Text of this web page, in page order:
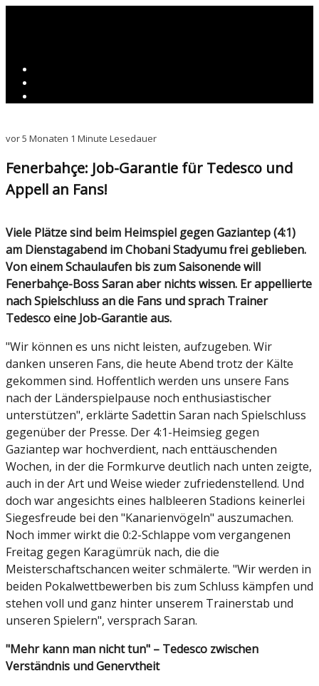
vor 5 Monaten 1 Minute Lesedauer
Fenerbahçe: Job-Garantie für Tedesco und
Appell an Fans!
Viele Plätze sind beim Heimspiel gegen Gaziantep (4:1)
am Dienstagabend im Chobani Stadyumu frei geblieben.
Von einem Schaulaufen bis zum Saisonende will
Fenerbahçe-Boss Saran aber nichts wissen. Er appellierte
nach Spielschluss an die Fans und sprach Trainer
Tedesco eine Job-Garantie aus.
"Wir können es uns nicht leisten, aufzugeben. Wir
danken unseren Fans, die heute Abend trotz der Kälte
gekommen sind. Hoffentlich werden uns unsere Fans
nach der Länderspielpause noch enthusiastischer
unterstützen", erklärte Sadettin Saran nach Spielschluss
gegenüber der Presse. Der 4:1-Heimsieg gegen
Gaziantep war hochverdient, nach enttäuschenden
Wochen, in der die Formkurve deutlich nach unten zeigte,
auch in der Art und Weise wieder zufriedenstellend. Und
doch war angesichts eines halbleeren Stadions keinerlei
Siegesfreude bei den "Kanarienvögeln" auszumachen.
Noch immer wirkt die 0:2-Schlappe vom vergangenen
Freitag gegen Karagümrük nach, die die
Meisterschaftschancen weiter schmälerte. "Wir werden in
beiden Pokalwettbewerben bis zum Schluss kämpfen und
stehen voll und ganz hinter unserem Trainerstab und
unseren Spielern", versprach Saran.
"Mehr kann man nicht tun" – Tedesco zwischen
Verständnis und Genervtheit